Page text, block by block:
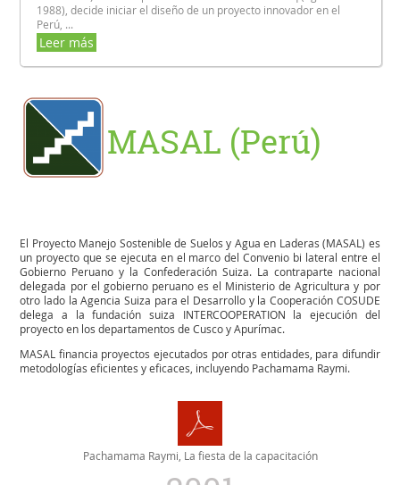
1988), decide iniciar el diseño de un proyecto innovador en el
Perú, ...
Leer más
MASAL (Perú)
El Proyecto Manejo Sostenible de Suelos y Agua en Laderas (MASAL) es
un proyecto que se ejecuta en el marco del Convenio bi lateral entre el
Gobierno Peruano y la Confederación Suiza. La contraparte nacional
delegada por el gobierno peruano es el Ministerio de Agricultura y por
otro lado la Agencia Suiza para el Desarrollo y la Cooperación COSUDE
delega a la fundación suiza INTERCOOPERATION la ejecución del
proyecto en los departamentos de Cusco y Apurímac.
MASAL financia proyectos ejecutados por otras entidades, para difundir
metodologías eficientes y eficaces, incluyendo Pachamama Raymi.
Pachamama Raymi, La fiesta de la capacitación